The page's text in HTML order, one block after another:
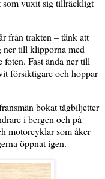
som vuxit sig tillräckligt
från trakten – tänk att
ner till klipporna med
foten. Fast ända ner till
försiktigare och hoppar
bokat tågbiljetter
i bergen och på
motorcyklar som åker
öppnat igen.